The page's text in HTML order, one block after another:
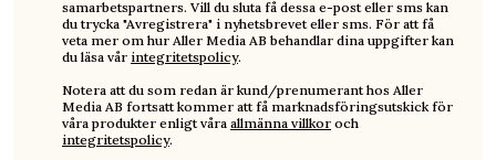
samarbetspartners. Vill du sluta få dessa e-post eller sms kan
du trycka "Avregistrera" i nyhetsbrevet eller sms. För att få
veta mer om hur Aller Media AB behandlar dina uppgifter kan
du läsa vår integritetspolicy.
Notera att du som redan är kund/prenumerant hos Aller
Media AB fortsatt kommer att få marknadsföringsutskick för
våra produkter enligt våra allmänna villkor och
integritetspolicy.